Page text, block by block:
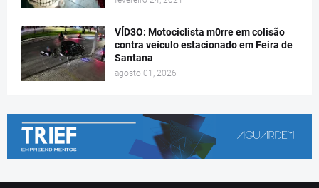
VÍD3O: Motociclista m0rre em colisão
contra veículo estacionado em Feira de
Santana
agosto 01, 2026